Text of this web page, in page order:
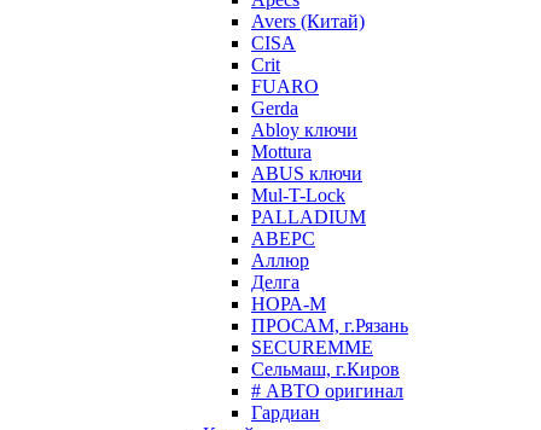
Avers (Китай)
CISA
Crit
FUARO
Gerda
Abloy ключи
Mottura
ABUS ключи
Mul-T-Lock
PALLADIUM
АВЕРС
Аллюр
Делга
НОРА-М
ПРОСАМ, г.Рязань
SECUREMME
Сельмаш, г.Киров
# АВТО оригинал
Гардиан